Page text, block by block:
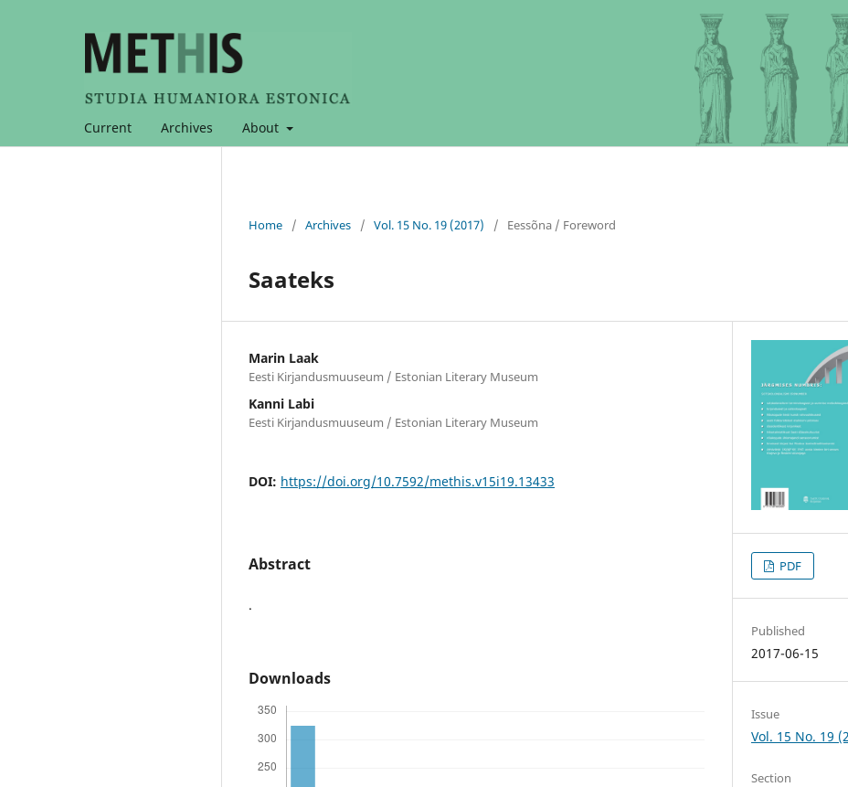
Current Archives About
Home / Archives / Vol. 15 No. 19 (2017) / Eessõna / Foreword
Saateks
Marin Laak
Eesti Kirjandusmuuseum / Estonian Literary Museum
Kanni Labi
Eesti Kirjandusmuuseum / Estonian Literary Museum
DOI: https://doi.org/10.7592/methis.v15i19.13433
Abstract
.
Downloads
PDF
Published
2017-06-15
Issue
Vol. 15 No. 19
Section